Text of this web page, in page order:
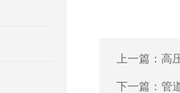
上一篇： 高
下一篇： 管